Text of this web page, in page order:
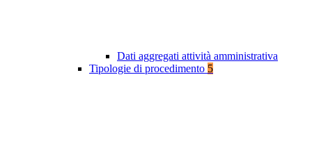
Dati aggregati attività amministrativa
Tipologie di procedimento 5